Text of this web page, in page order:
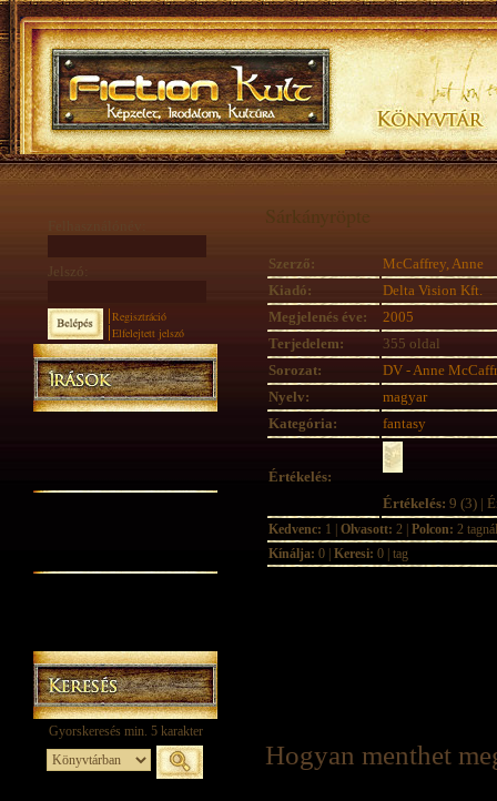
Jelszó:
Regisztráció
Elfelejtett jelszó
Sárkányröpte
Szerző:
McCaffrey, Anne
Kiadó:
Delta Vision Kft.
Megjelenés éve:
2005
Terjedelem:
355 oldal
Sorozat:
DV - Anne
Nyelv:
magyar
Kategória:
fantasy
Értékelés:
Értékelés: 9 (3) |
Kedvenc: 1 | Olvasott: 2 | Polcon: 2 tagnál
Kínálja: 0 | Keresi: 0 | tag
Hogyan menthet